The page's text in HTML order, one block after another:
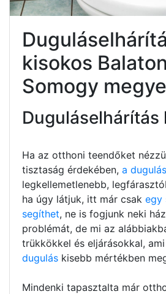
kisokos
Somogy megye
Duguláselhárítás
Ha az otthoni teendőket
tisztaság érdekében, a
legkellemetlenebb,
ha úgy látjuk, itt már csak egy
segíthet, ne is fogjunk neki
problémát, de mi az
trükkökkel és eljárásokkal,
dugulás kisebb mértékben
Mindenki tapasztalta már